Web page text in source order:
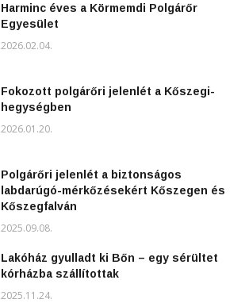
Harminc éves a Körmemdi Polgárőr
Egyesület
2026.02.04.
Fokozott polgárőri jelenlét a Kőszegi-
hegységben
2026.01.20.
Polgárőri jelenlét a biztonságos
labdarúgó-mérkőzésekért Kőszegen és
Kőszegfalván
2025.09.08.
Lakóház gyulladt ki Bőn – egy sérültet
kórházba szállítottak
2025.11.24.